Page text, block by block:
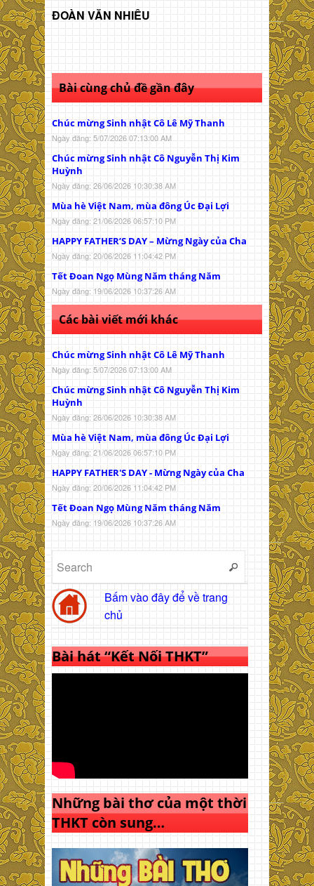
ĐOÀN VĂN NHIÊU
Bài cùng chủ đề gần đây
Chúc mừng Sinh nhật Cô Lê Mỹ Thanh
Ngày đăng: 5/07/2026 07:13:00 AM
Chúc mừng Sinh nhật Cô Nguyễn Thị Kim
Huỳnh
Ngày đăng: 26/06/2026 10:30:38 AM
Mùa hè Việt Nam, mùa đông Úc Đại Lợi
Ngày đăng: 21/06/2026 06:57:10 PM
HAPPY FATHER’S DAY – Mừng Ngày của Cha
Ngày đăng: 20/06/2026 11:04:42 PM
Tết Đoan Ngọ Mùng Năm tháng Năm
Ngày đăng: 19/06/2026 10:37:26 AM
Các bài viết mới khác
Chúc mừng Sinh nhật Cô Lê Mỹ Thanh
Ngày đăng: 5/07/2026 07:13:00 AM
Chúc mừng Sinh nhật Cô Nguyễn Thị Kim
Huỳnh
Ngày đăng: 26/06/2026 10:30:38 AM
Mùa hè Việt Nam, mùa đông Úc Đại Lợi
Ngày đăng: 21/06/2026 06:57:10 PM
HAPPY FATHER'S DAY - Mừng Ngày của Cha
Ngày đăng: 20/06/2026 11:04:42 PM
Tết Đoan Ngọ Mùng Năm tháng Năm
Ngày đăng: 19/06/2026 10:37:26 AM
Bấm vào đây để về trang
chủ
Bài hát “Kết Nối THKT”
Những bài thơ của một thời
THKT còn sung…